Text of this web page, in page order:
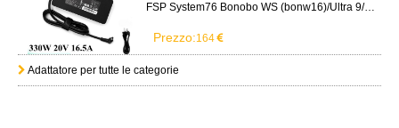
FSP System76 Bonobo WS (bonw16)/Ultra 9/RTX5090
Prezzo:164
Adattatore per tutte le categorie